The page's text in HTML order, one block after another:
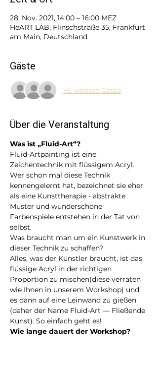
28. Nov. 2021, 14:00 – 16:00 MEZ
HeART LAB, Flinschstraße 35, Frankfurt
am Main, Deutschland
Gäste
+6 weitere Gäste
Über die Veranstaltung
Was ist „Fluid-Art“?
Fluid-Artpainting ist eine
Zeichentechnik mit flüssigem Acryl.
Wer schon mal diese Technik
kennengelernt hat, bezeichnet sie eher
als eine Kunsttherapie - abstrakte
Muster und wunderschöne
Farbenspiele entstehen in der Tat von
selbst.
Was braucht man um ein Kunstwerk in
dieser Technik zu schaffen?
Alles, was der Künstler braucht, ist das
flüssige Acryl in der richtigen
Proportion zu mischen(diese verraten
wie Ihnen in unserem Workshop) und
es dann auf eine Leinwand zu gießen
(daher der Name Fluid-Art — Fließende
Kunst). So einfach geht es!
Wie lange dauert der Workshop?